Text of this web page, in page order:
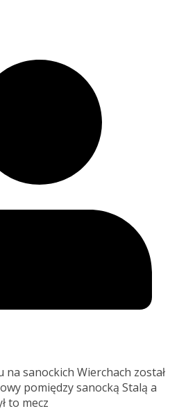
sanockich Wierchach został
pomiędzy sanocką Stalą a
to mecz